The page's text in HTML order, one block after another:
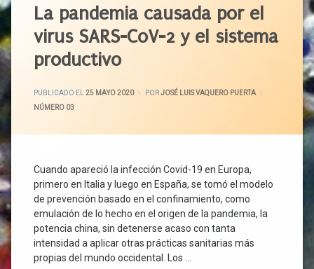
Mascarilla
Normalidad
Organizaciones
Empresariales
Sindicales
Política
Sanitaria
Prevención
Progreso
Protección
De La
Salud
Desigualdad
Dinamización
Económica
Empleo
Empresas
Empresas
Espacio
Verde
Financiación
Pública
Higiene
Pública
La pandemia causada por el
virus SARS-CoV-2 y el sistema
productivo
PUBLICADO EL 25 MAYO 2020
ACTUALIZADO EL
PORJOSÉ LUIS VAQUERO PUERTA
CATEGORÍAS:
NÚMERO 03
Cuando apareció la infección Covid-19 en Europa,
primero en Italia y luego en España, se tomó el modelo
de prevención basado en el confinamiento, como
emulación de lo hecho en el origen de la pandemia, la
potencia china, sin detenerse acaso con tanta
intensidad a aplicar otras prácticas sanitarias más
propias del mundo occidental. Los …
Actuaciones
Coercitivas
Administración
Sanitaria
Aire
Ambiente
Confinamiento
Controles
Covid-
19
Desinfección
Desinfectante